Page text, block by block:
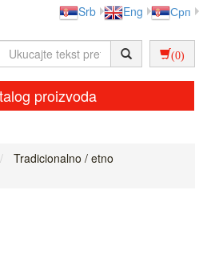
Srb Eng Срп
(0)
proizvoda
Tradicionalno / etno